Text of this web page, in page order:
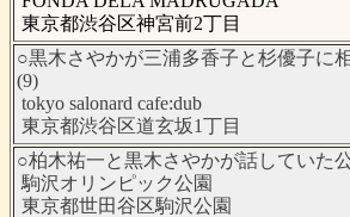
東京都渋谷区神宮前2丁目
○黒木さやかが三浦多香子と杉優子に
(9)
tokyo salonard cafe:dub
東京都渋谷区道玄坂1丁目
○柏木祐一と黒木さやかが話していた
駒沢オリンピック公園
東京都世田谷区駒沢公園